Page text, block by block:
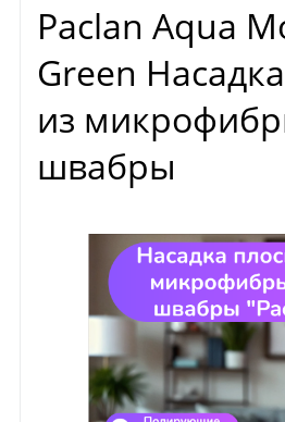
Paclan Aqua
Green
из
швабры